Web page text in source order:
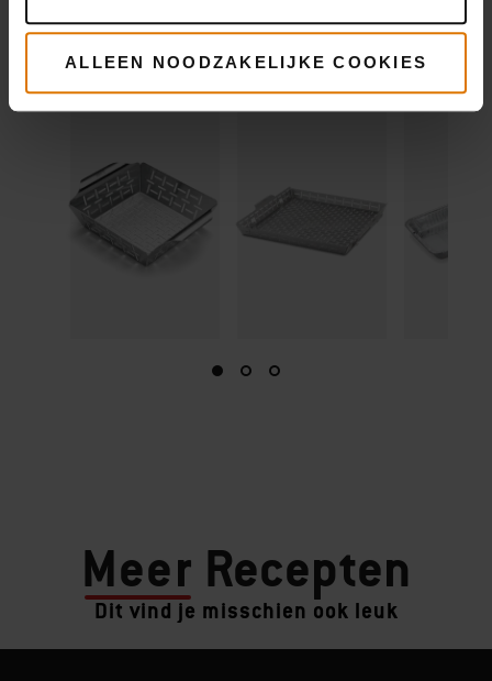
ALLEEN NOODZAKELIJKE COOKIES
Meer
Meer Recepten
Dit vind je misschien ook leuk